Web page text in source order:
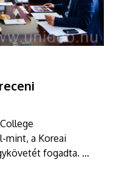
mint, a Koreai
fogadta. A